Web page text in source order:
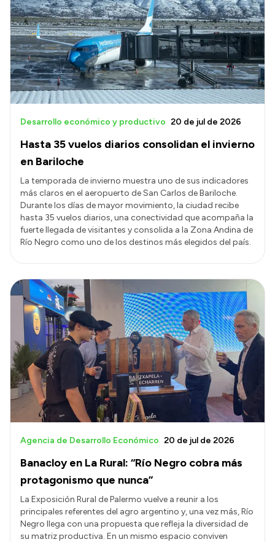
Hasta 35 vuelos diarios consolidan el invierno
en Bariloche
Desarrollo económico y productivo 20 de jul de 2026
La temporada de invierno muestra uno de sus indicadores
más claros en el aeropuerto de San Carlos de Bariloche.
Durante los días de mayor movimiento, la ciudad recibe
hasta 35 vuelos diarios, una conectividad que acompaña la
fuerte llegada de visitantes y consolida a la Zona Andina de
Río Negro como uno de los destinos más elegidos del país.
Banacloy en La Rural: “Río Negro cobra más
protagonismo que nunca”
Agencia de Desarrollo Económico 20 de jul de 2026
La Exposición Rural de Palermo vuelve a reunir a los
principales referentes del agro argentino y, una vez más, Río
Negro llega con una propuesta que refleja la diversidad de
su matriz productiva. En un mismo espacio conviven